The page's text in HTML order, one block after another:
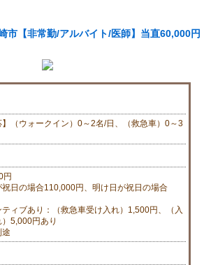
市【非常勤/アルバイト/医師】当直60,000円
】（ウォークイン）0～2名/日、（救急車）0～3
円
日の場合110,000円、明け日が祝日の場合
ィブあり：（救急車受け入れ）1,500円、（入
5,000円あり